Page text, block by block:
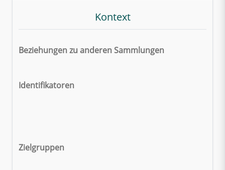
Kontext
Beziehungen zu anderen Sammlungen
Identifikatoren
Zielgruppen